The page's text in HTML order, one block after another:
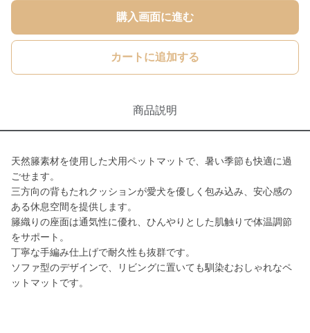
購入画面に進む
カートに追加する
商品説明
天然籐素材を使用した犬用ペットマットで、暑い季節も快適に過
ごせます。
三方向の背もたれクッションが愛犬を優しく包み込み、安心感の
ある休息空間を提供します。
籐織りの座面は通気性に優れ、ひんやりとした肌触りで体温調節
をサポート。
丁寧な手編み仕上げで耐久性も抜群です。
ソファ型のデザインで、リビングに置いても馴染むおしゃれなペ
ットマットです。